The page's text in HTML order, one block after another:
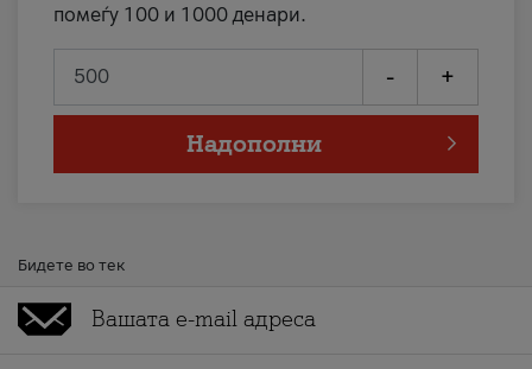
помеѓу 100 и 1000 денари.
- +
Надополни
Бидете во тек